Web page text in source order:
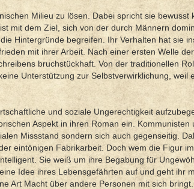
Milieu zu lösen. Dabei spricht sie bewusst
mit dem Ziel, sich von der durch Männern
Hintergründe begreifen. Ihr Verhalten hat sie
mit ihrer Arbeit. Nach einer ersten Welle
bruchstückhaft. Von der traditionellen
Unterstützung zur Selbstverwirklichung, weil
und soziale Ungerechtigkeit
Aspekt in ihren Roman ein. Kommunisten
Missstand sondern sich auch gegenseitig.
eintönigen Fabrikarbeit. Doch wem die Figur
Sie weiß um ihre Begabung für
Idee ihres Lebensgefährten auf und geht ihr
Art Macht über andere Personen mit sich